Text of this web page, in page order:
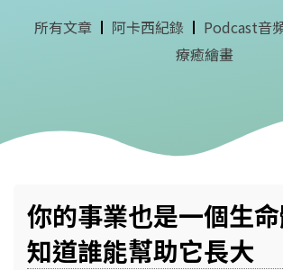
所有文章 阿卡西紀錄 Podcast音
療癒繪畫
你的事業也是一個生
知道誰能幫助它長大